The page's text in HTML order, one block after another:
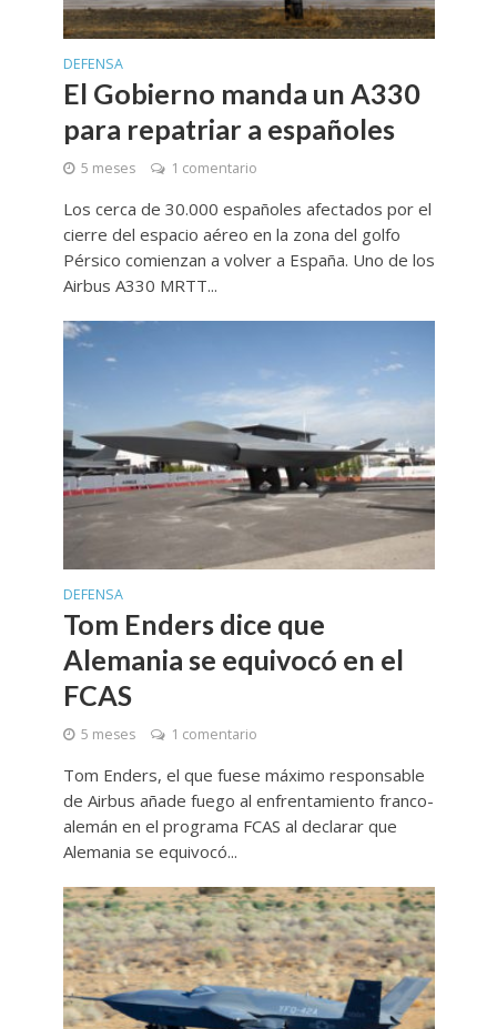
DEFENSA
El Gobierno manda un A330
para repatriar a españoles
5 meses 1 comentario
Los cerca de 30.000 españoles afectados por el
cierre del espacio aéreo en la zona del golfo
Pérsico comienzan a volver a España. Uno de los
Airbus A330 MRTT...
DEFENSA
Tom Enders dice que
Alemania se equivocó en el
FCAS
5 meses 1 comentario
Tom Enders, el que fuese máximo responsable
de Airbus añade fuego al enfrentamiento franco-
alemán en el programa FCAS al declarar que
Alemania se equivocó...